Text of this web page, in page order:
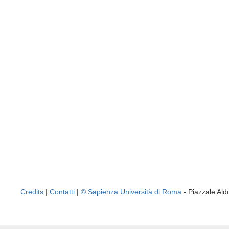
Credits | Contatti | © Sapienza Università di Roma - Piazzale